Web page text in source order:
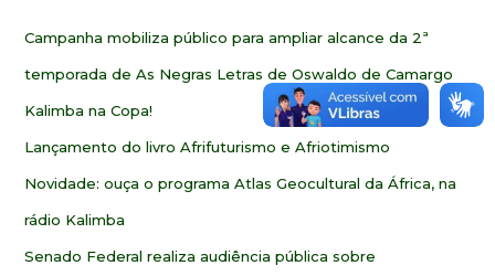
Campanha mobiliza público para ampliar alcance da 2ª
temporada de As Negras Letras de Oswaldo de Camargo
Kalimba na Copa!
Lançamento do livro Afrifuturismo e Afriotimismo
Novidade: ouça o programa Atlas Geocultural da África, na
rádio Kalimba
Senado Federal realiza audiência pública sobre